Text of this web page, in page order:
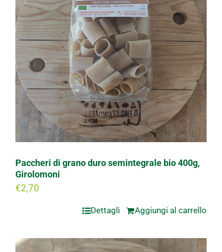
Paccheri di grano duro semintegrale bio 400g,
Girolomoni
€2,70
Aggiungi al carrello
Dettagli